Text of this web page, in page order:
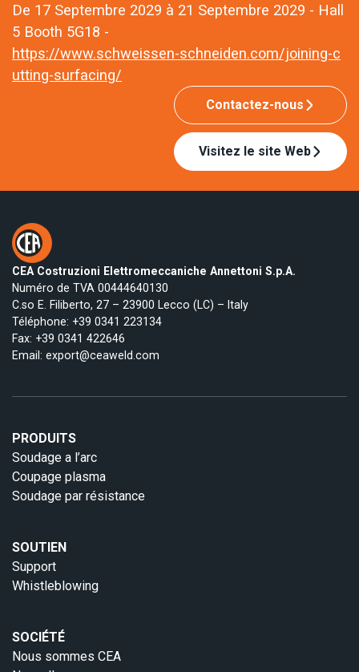
De 17 Septembre 2029 à 21 Septembre 2029 - Hall
5 Booth 5G18 -
https://www.schweissen-schneiden.com/joining-c
utting-surfacing/
Contactez-nous
Visitez le site Web
CEA Costruzioni Elettromeccaniche Annettoni S.p.A.
Numéro de TVA 00444640130
C.so E. Filiberto, 27 – 23900 Lecco (LC) – Italy
Téléphone: +39 0341 223134
Fax: +39 0341 422646
Email: export@ceaweld.com
PRODUITS
Soudage a l’arc
Coupage plasma
Soudage par résistance
SOUTIEN
Support
Whistleblowing
SOCIÉTÉ
Nous sommes CEA